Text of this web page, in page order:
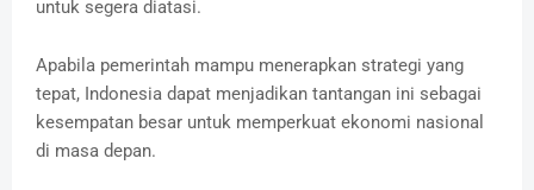
untuk segera diatasi.
Apabila pemerintah mampu menerapkan strategi yang
tepat, Indonesia dapat menjadikan tantangan ini sebagai
kesempatan besar untuk memperkuat ekonomi nasional
di masa depan.